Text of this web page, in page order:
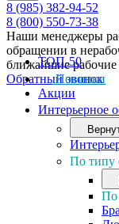
8 (985) 382-94-52
8 (800) 550-73-38
Наши менеджеры
обращении в
ближайшие рабочие
Обратный звонок
ТОП-50
Новинки
Акции
Интерьерное
По типу
По
Бра